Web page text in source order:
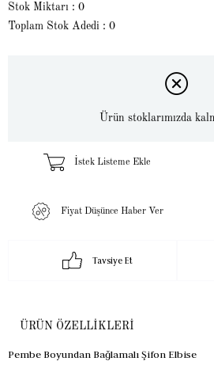
Stok Miktarı : 0
Toplam Stok Adedi : 0
Ürün stoklarımızda
İstek Listeme Ekle
Fiyat Düşünce Haber Ver
Tavsiye Et
ÜRÜN ÖZELLIKLERI
Pembe Boyundan Bağlamalı Şifon Elbise